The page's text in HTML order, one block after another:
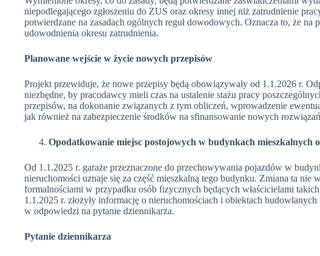
niepodlegającego zgłoszeniu do ZUS oraz okresy innej niż zatrudnienie
potwierdzane na zasadach ogólnych reguł dowodowych. Oznacza to, że na
udowodnienia okresu zatrudnienia.
Planowane wejście w życie nowych przepisów
Projekt przewiduje, że nowe przepisy będą obowiązywały od 1.1.2026 r.
niezbędne, by pracodawcy mieli czas na ustalenie stażu pracy
przepisów, na dokonanie związanych z tym obliczeń, wprowadzenie
jak również na zabezpieczenie środków na sfinansowanie nowych
Opodatkowanie miejsc postojowych w budynkach mieszkalnych
Od 1.1.2025 r. garaże przeznaczone do przechowywania pojazdów w
nieruchomości uznaje się za część mieszkalną tego budynku. Zmiana ta nie
formalnościami w przypadku osób fizycznych będących właścicielami
1.1.2025 r. złożyły informację o nieruchomościach i obiektach
w odpowiedzi na pytanie dziennikarza.
Pytanie dziennikarza